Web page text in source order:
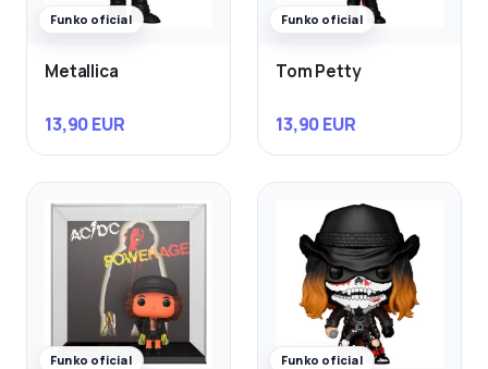
Funko oficial
Metallica
13,90 EUR
Funko oficial
Tom Petty
13,90 EUR
Funko oficial Funko oficial